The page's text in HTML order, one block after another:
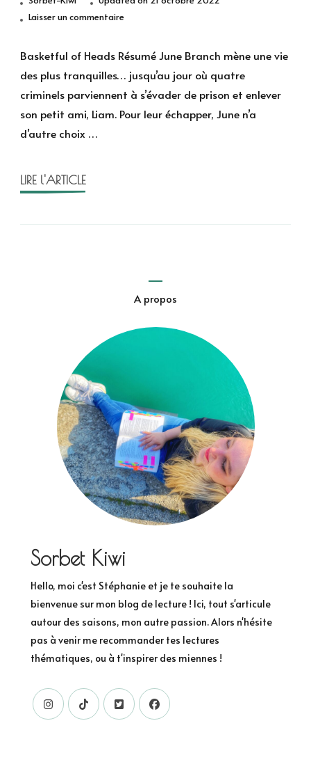
Laisser un commentairesur
of
de
Joe
Hill
Basketful of Heads Résumé June Branch mène une vie
des plus tranquilles… jusqu’au jour où quatre
criminels parviennent à s’évader de prison et enlever
son petit ami, Liam. Pour leur échapper, June n’a
d’autre choix …
LIRE l'ARTICLE
A propos
Sorbet Kiwi
Hello, moi c'est Stéphanie et je te souhaite la
bienvenue sur mon blog de lecture ! Ici, tout s'articule
autour des saisons, mon autre passion. Alors n'hésite
pas à venir me recommander tes lectures
thématiques, ou à t'inspirer des miennes !